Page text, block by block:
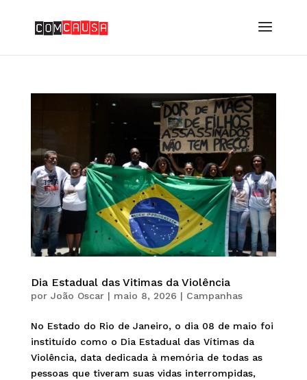
Dia Estadual das Vitimas da Violência
por João Oscar| maio 8, 2026 | Campanhas
No Estado do Rio de Janeiro, o dia 08 de maio foi
instituído como o Dia Estadual das Vítimas da
Violência, data dedicada à memória de todas as
pessoas que tiveram suas vidas interrompidas,